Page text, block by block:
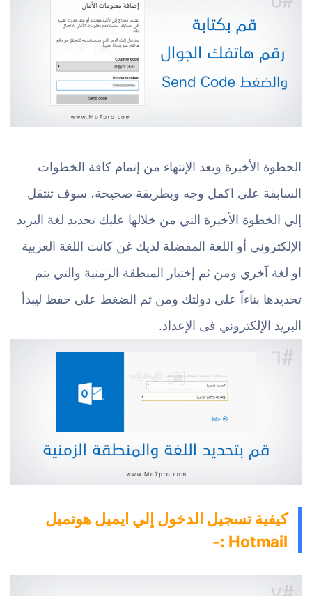
الخطوة الأخيرة وبعد الإنتهاء من إتمام كافة الخطوات
السابقة على اكمل وجه وبطريقة صحيحة، سوف تنتقل
إلي الخطوة الأخيرة التي من خلالها عليك تحديد لغة البريد
الإلكتروني أو اللغة المفضلة لديك غن كانت اللغة العربية
او لغة آخري ومن ثم إختيار المنطقة الزمنية والتي يتم
تحديدها بناءاً على دولتك ومن ثم الضغط على حفظ ليبدأ
البريد الإلكتروني فى الإعداد.
كيفية تسجيل الدخول إلي ايميل هوتميل
Hotmail :-